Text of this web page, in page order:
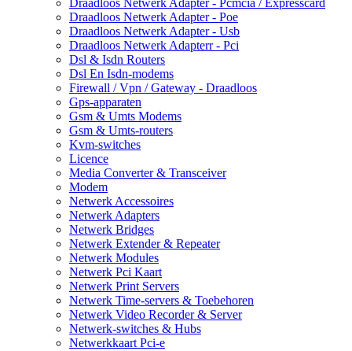
Draadloos Netwerk Adapter - Pcmcia / Expresscard
Draadloos Netwerk Adapter - Poe
Draadloos Netwerk Adapter - Usb
Draadloos Netwerk Adapterr - Pci
Dsl & Isdn Routers
Dsl En Isdn-modems
Firewall / Vpn / Gateway - Draadloos
Gps-apparaten
Gsm & Umts Modems
Gsm & Umts-routers
Kvm-switches
Licence
Media Converter & Transceiver
Modem
Netwerk Accessoires
Netwerk Adapters
Netwerk Bridges
Netwerk Extender & Repeater
Netwerk Modules
Netwerk Pci Kaart
Netwerk Print Servers
Netwerk Time-servers & Toebehoren
Netwerk Video Recorder & Server
Netwerk-switches & Hubs
Netwerkkaart Pci-e